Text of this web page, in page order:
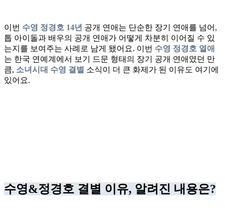
이번 수영 정경호 14년 공개 연애는 단순한 장기 연애를 넘어,
톱 아이돌과 배우의 공개 연애가 어떻게 차분히 이어질 수 있
는지를 보여주는 사례로 남게 됐어요. 이번 수영 정경호 열애
는 한국 연예계에서 보기 드문 형태의 장기 공개 연애였던 만
큼, 소녀시대 수영 결별 소식이 더 큰 화제가 된 이유도 여기에
있어요.
수영&정경호 결별 이유, 알려진 내용은?